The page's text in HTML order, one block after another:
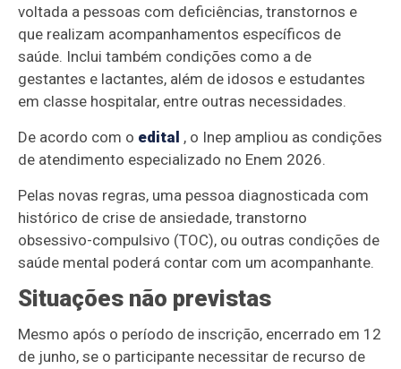
voltada a pessoas com deficiências, transtornos e
que realizam acompanhamentos específicos de
saúde. Inclui também condições como a de
gestantes e lactantes, além de idosos e estudantes
em classe hospitalar, entre outras necessidades.
De acordo com o edital , o Inep ampliou as condições
de atendimento especializado no Enem 2026.
Pelas novas regras, uma pessoa diagnosticada com
histórico de crise de ansiedade, transtorno
obsessivo-compulsivo (TOC), ou outras condições de
saúde mental poderá contar com um acompanhante.
Situações não previstas
Mesmo após o período de inscrição, encerrado em 12
de junho, se o participante necessitar de recurso de